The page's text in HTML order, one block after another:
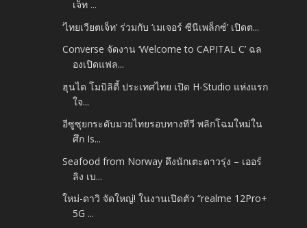
เจ็ท ...
‘ไทยเวียตเจ็ท’ ร่วมกับ ‘เมเจอร์ ซีนีเพล็กซ์’ เปิดต...
Converse จัดงาน ‘Welcome to CAPITAL C’ ฉล
องเปิดแฟล...
ฮุนได โมบิลิตี้ ประเทศไทย เปิด H-Studio แห่งแรก
ใจ...
อีซูซุยกระดับมวยไทยรอบทางทีวี พลิกโฉมใหม่ใน
ศึก Is...
Seafood from Norway ดึงนักเตะดาวรุ่ง – เออร์
ลิง เบ...
ใหม่-ดาวิ จัดใหญ่! ในงานเปิดตัว “realme 12Pro+
5G ...